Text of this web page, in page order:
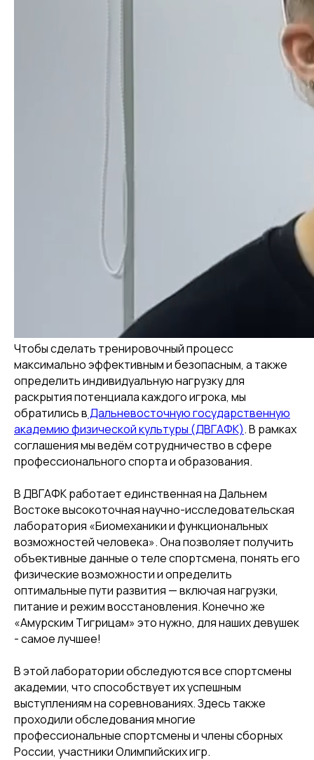
Чтобы сделать тренировочный процесс
максимально эффективным и безопасным, а также
определить индивидуальную нагрузку для
раскрытия потенциала каждого игрока, мы
обратились вДальневосточную государственную
академию физической культуры (ДВГАФК). В рамках
соглашения мы ведём сотрудничество в сфере
профессионального спорта и образования.
В ДВГАФК работает единственная на Дальнем
Востоке высокоточная научно-исследовательская
лаборатория «Биомеханики и функциональных
возможностей человека». Она позволяет получить
объективные данные о теле спортсмена, понять его
физические возможности и определить
оптимальные пути развития — включая нагрузки,
питание и режим восстановления. Конечно же
«Амурским Тигрицам» это нужно, для наших девушек
- самое лучшее!
В этой лаборатории обследуются все спортсмены
академии, что способствует их успешным
выступлениям на соревнованиях. Здесь также
проходили обследования многие
профессиональные спортсмены и члены сборных
России, участники Олимпийских игр.
КЛУБ
О клубе
Команда «Амурские Тигрицы»
Команда «Амурские Тигрицы-ДВГАФК»